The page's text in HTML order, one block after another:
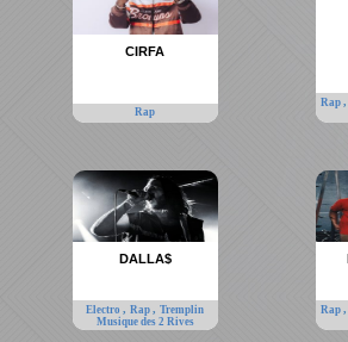
CIRFA
Rap
Rap ,
DALLA$
Electro,Rap,Tremplin
Musique des 2 Rives
Rap ,